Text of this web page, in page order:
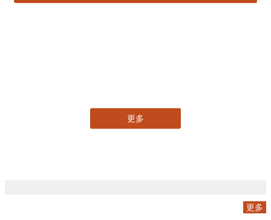
更多
更多